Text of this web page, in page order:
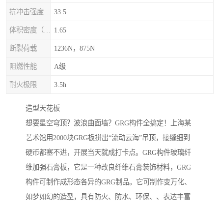
33.5
1.65
断裂荷载 1236N，875N
阻燃性能 A级
耐火极限 3.5h
‌造型天花板‌
想要星空穹顶？波浪曲面墙？GRG构件全搞定！上海某
艺术馆用2000块GRG板拼出“流动云海”吊顶，接缝细到
硬币都塞不进，开展当天就成打卡点。GRG构件玻璃纤
维加强石膏板，它是一种改良纤维石膏装饰材料，GRG
构件可制作成形态各异的GRG制品。它可制作变万化、
如梦如幻的造型，具有防火、防水、环保、、表达丰富